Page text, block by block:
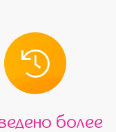
более